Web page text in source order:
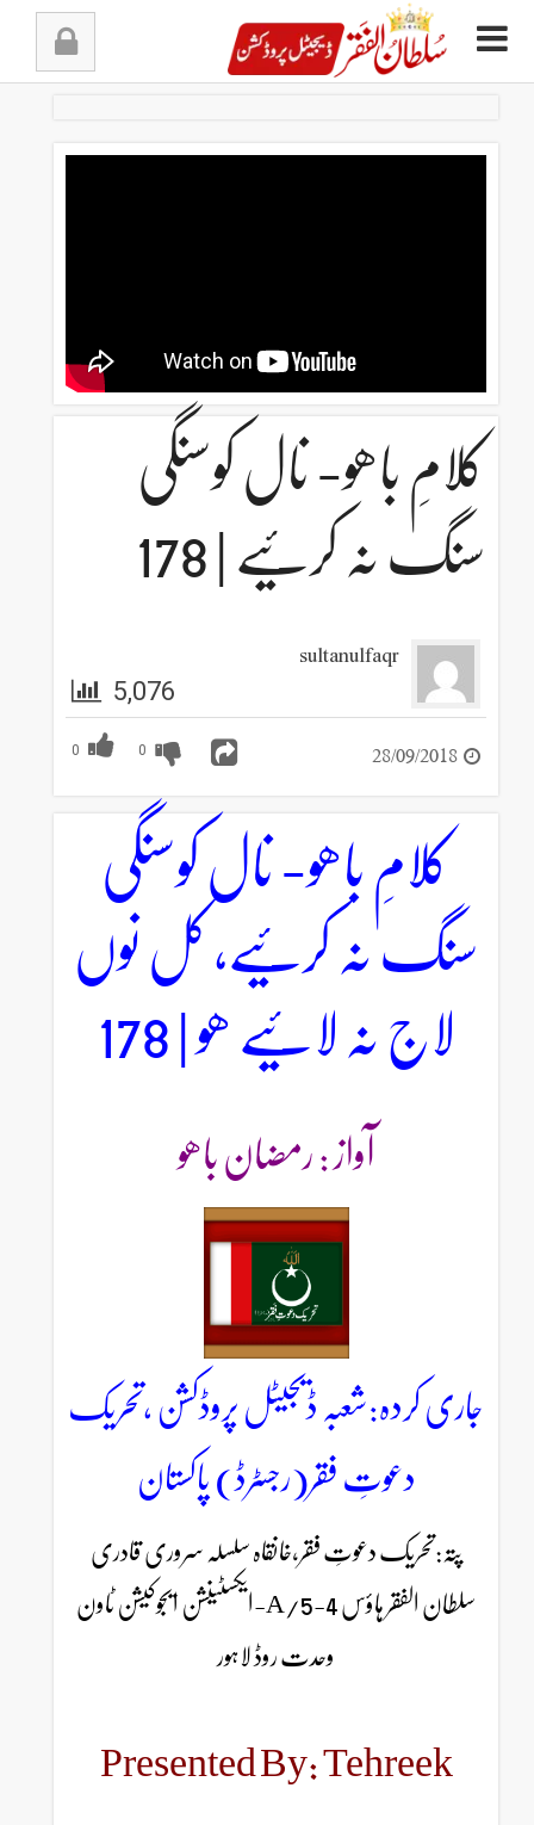
کلامِ باھو- نال کوسنگی
سنگ نہ کرئیے | 178
sultanulfaqr
5,076
0 0 28/09/2018
کلامِ باھو- نال کوسنگی
سنگ نہ کرئیے، کل نوں
لاج نہ لائیے ھو | 178
آواز : رمضان باھو
جاری کردہ:شعبہ ڈیجیٹل پروڈکشن ،تحریک
دعوتِ فقر(رجسٹرڈ) پاکستان
پتہ:تحریک دعوتِ فقر،خانقاہ سلسلہ سروری قادری
سلطان الفقر ہاؤس 4-5/A-ایکسٹینشن ایجوکیشن ٹاون
وحدت روڈ لاہور
Presented By: Tehreek